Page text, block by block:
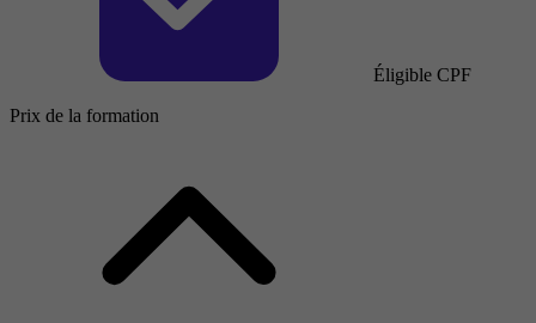
Éligible CPF
Prix de la formation